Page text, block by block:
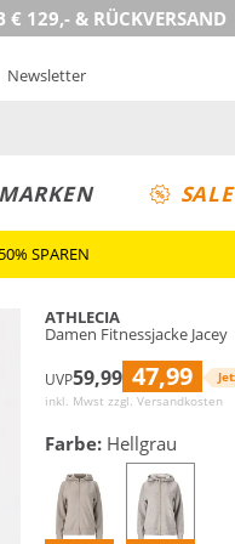
€ 129,- & RÜCKVERSAND
Newsletter
MARKEN SALE
SPAREN
ATHLECIA
Damen Fitnessjacke Jacey
UVP59,99 47,99
inkl. Mwst zzgl. Versandkosten
Farbe: Hellgrau